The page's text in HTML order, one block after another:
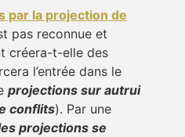
par la projection de
pas reconnue et
créera-t-elle des
l’entrée dans le
projections sur autrui
conflits). Par une
projections se